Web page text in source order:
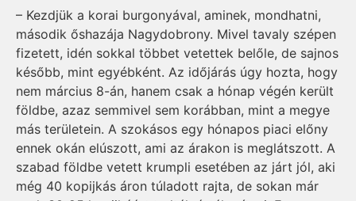
– Kezdjük a korai burgonyával, aminek, mond­hat­ni,
második őshazája Nagy­dob­rony. Mivel tavaly szépen
fizetett, idén sokkal többet vetettek belőle, de sajnos
később, mint egyébként. Az időjárás úgy hozta, hogy
nem március 8-án, hanem csak a hónap végén került
földbe, azaz semmivel sem korábban, mint a megye
más területein. A szokásos egy hónapos piaci előny
ennek okán elúszott, ami az árakon is meglátszott. A
szabad földbe vetett krump­li esetében az járt jól, aki
még 40 kopijkás áron túladott rajta, de sokan már